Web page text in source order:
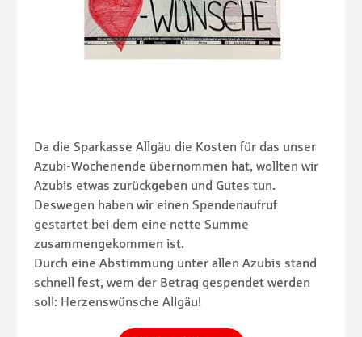
Da die Sparkasse Allgäu die Kosten für das unser
Azubi-Wochenende übernommen hat, wollten wir
Azubis etwas zurückgeben und Gutes tun.
Deswegen haben wir einen Spendenaufruf
gestartet bei dem eine nette Summe
zusammengekommen ist.
Durch eine Abstimmung unter allen Azubis stand
schnell fest, wem der Betrag gespendet werden
soll: Herzenswünsche Allgäu!